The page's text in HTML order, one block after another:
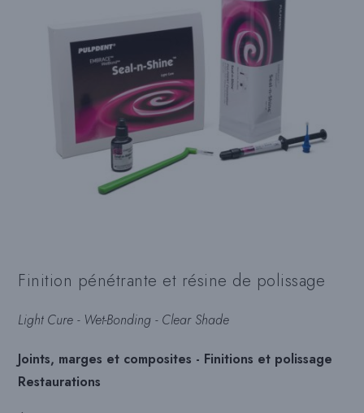
Finition pénétrante et résine de polissage
Light Cure - Wet-Bonding - Clear Shade
Joints, marges et composites - Finitions et polissage
Restaurations